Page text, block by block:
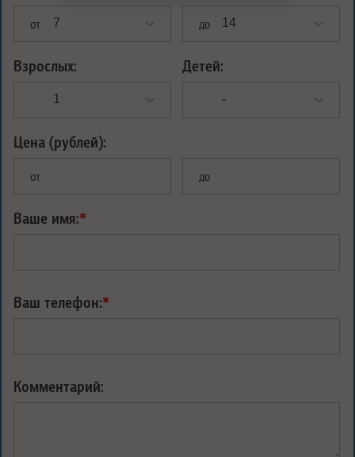
от до
Взрослых: Детей:
Цена (рублей):
от до
Ваше имя:*
Ваш телефон:*
Комментарий: